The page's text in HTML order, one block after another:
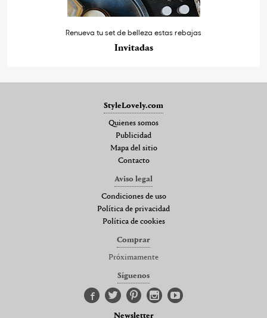
Renueva tu set de belleza estas rebajas
Invitadas
StyleLovely.com
Quienes somos
Publicidad
Mapa del sitio
Contacto
Aviso legal
Condiciones de uso
Política de privacidad
Política de cookies
Comprar
Próximamente
Síguenos
Newsletter